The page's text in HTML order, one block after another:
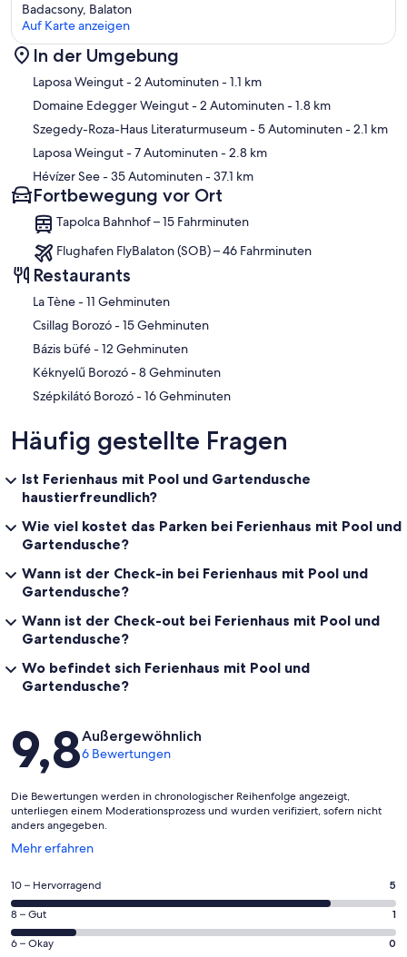
Karte
Badacsony, Balaton
Auf Karte anzeigen
In der Umgebung
Laposa Weingut- 2 Autominuten- 1.1 km
Domaine Edegger Weingut- 2 Autominuten- 1.8 km
Szegedy-Roza-Haus Literaturmuseum- 5 Autominuten- 2.1 km
Laposa Weingut- 7 Autominuten- 2.8 km
Hévízer See- 35 Autominuten- 37.1 km
Fortbewegung vor Ort
Tapolca Bahnhof – 15 Fahrminuten
Flughafen FlyBalaton (SOB) – 46 Fahrminuten
Restaurants
‪La Tène - ‬11 Gehminuten
‪Csillag Borozó - ‬15 Gehminuten
‪Bázis büfé - ‬12 Gehminuten
‪Kéknyelű Borozó - ‬8 Gehminuten
‪Szépkilátó Borozó - ‬16 Gehminuten
Häufig gestellte Fragen
Ist Ferienhaus mit Pool und Gartendusche
haustierfreundlich?
Wie viel kostet das Parken bei Ferienhaus mit Pool und
Gartendusche?
Wann ist der Check-in bei Ferienhaus mit Pool und
Gartendusche?
Wann ist der Check-out bei Ferienhaus mit Pool und
Gartendusche?
Wo befindet sich Ferienhaus mit Pool und
Gartendusche?
Bewertungen
9,8Außergewöhnlich
6 Bewertungen
Die Bewertungen werden in chronologischer Reihenfolge angezeigt,
unterliegen einem Moderationsprozess und wurden verifiziert, sofern nicht
anders angegeben.
Mehr erfahren
Wird
einem
neuen
Fenster
geöffnet
5
von
insgesamt
6
10 – Hervorragend 5
1
von
8 – Gut 1
0
6 – Okay 0